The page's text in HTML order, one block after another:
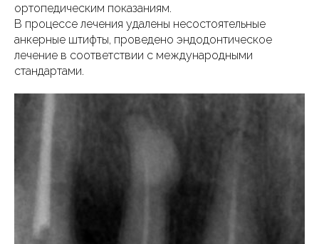
ортопедическим показаниям.
В процессе лечения удалены несостоятельные
анкерные штифты, проведено эндодонтическое
лечение в соответствии с международными
стандартами.